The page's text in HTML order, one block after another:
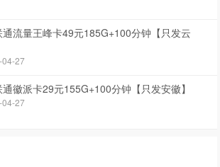
通流量王峰卡49元185G+100分钟【只发云
04-27
徽派卡29元155G+100分钟【只发安徽】
04-27